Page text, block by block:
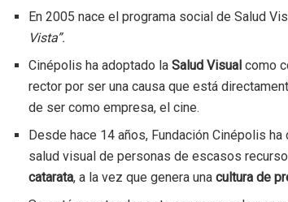
En 2005 nace el programa social de Salud
Vista”.
Cinépolis ha adoptado laSalud Visualcomo
rector por ser una causa que está
de ser como empresa, el cine.
Desde hace 14 años, Fundación Cinépolis
salud visual de personas de escasos
catarata, a la vez que genera unacultura de